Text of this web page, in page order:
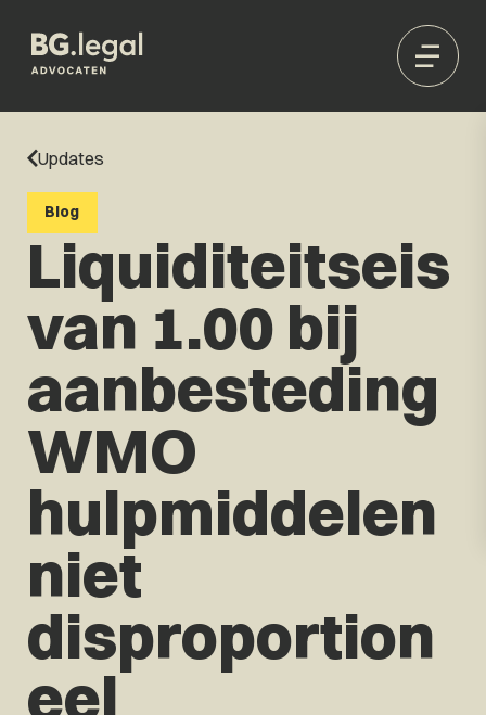
Updates
Blog
Liquiditeitseis
van 1.00 bij
aanbesteding
WMO
hulpmiddelen
niet
disproportion
eel